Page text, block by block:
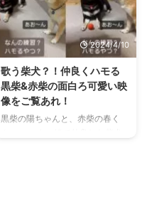
ん助くんの日常をご覧ください！
ぽん助くんの投稿はこちら 毎朝
欠かさずに、ポストに届く新聞を
回収するぽん助くん。 こちらは
新聞の取り込みをはじめて114日
目の様子です！ この投稿を
Instagramで見る ぽん助
(@ponsuke20210405)がシェア
した投稿 また、ある日はポスト
2024/4/10
歌う柴犬？！仲良くハモる
黒柴&赤柴の面白ろ可愛い映
像をご覧あれ！
黒柴の陽ちゃんと、赤柴の春く